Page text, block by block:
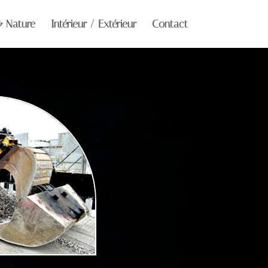
Nature Intérieur / Extérieur Contact